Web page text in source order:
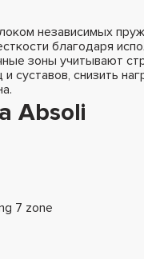
независимых
благодаря
зоны учитывают
суставов, снизить
Absoli
7 zone